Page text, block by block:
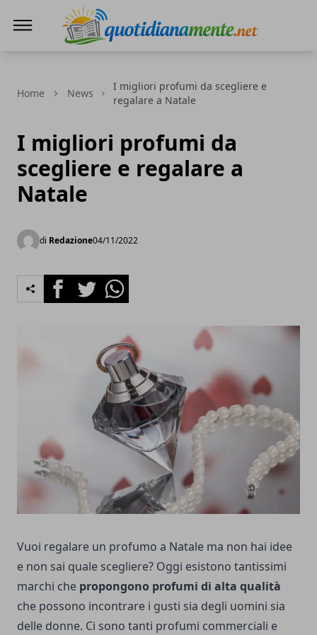
Home News
I migliori profumi da scegliere e
regalare a Natale
I migliori profumi da
scegliere e regalare a
Natale
di Redazione04/11/2022
FacebookTwitterWhatsapp
Vuoi regalare un profumo a Natale ma non hai idee
e non sai quale scegliere? Oggi esistono tantissimi
marchi che propongono profumi di alta qualità
che possono incontrare i gusti sia degli uomini sia
delle donne. Ci sono tanti profumi commerciali e